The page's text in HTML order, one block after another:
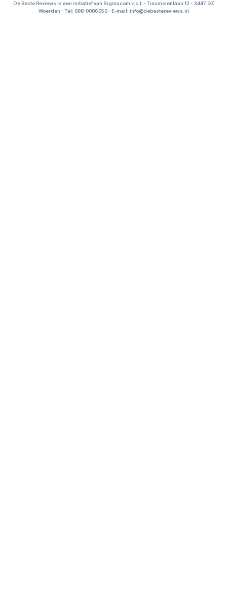
De Beste Reviews is een initiatief van Sigmacom v.o.f. - Trasmolenlaan 12 - 3447 GZ
Woerden - Tel: 088-0086050 - E-mail: info@debestereviews.nl